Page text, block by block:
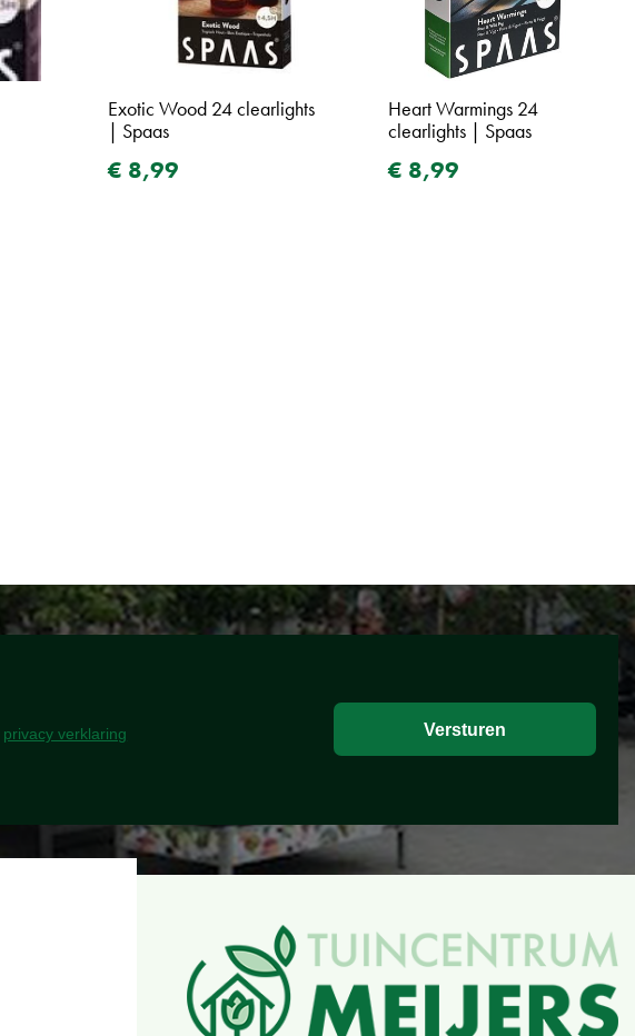
Exotic Wood 24 clearlights
| Spaas
€ 8,99
Heart Warmings 24
clearlights | Spaas
€ 8,99
privacy verklaring